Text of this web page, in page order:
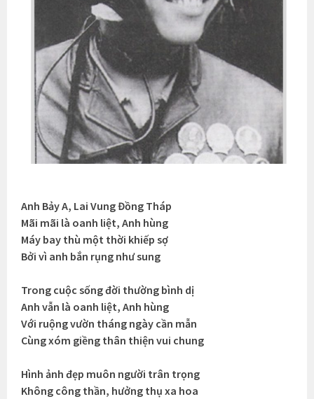
Anh Bảy A, Lai Vung Đồng Tháp
Mãi mãi là oanh liệt, Anh hùng
Máy bay thù một thời khiếp sợ
Bởi vì anh bắn rụng như sung
Trong cuộc sống đời thường bình dị
Anh vẫn là oanh liệt, Anh hùng
Với ruộng vườn tháng ngày cần mẫn
Cùng xóm giềng thân thiện vui chung
Hình ảnh đẹp muôn người trân trọng
Không công thần, hưởng thụ xa hoa